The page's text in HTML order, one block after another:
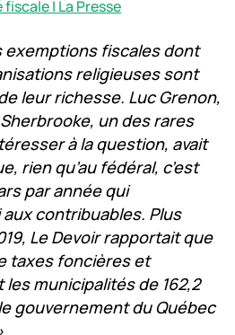
| La Presse
exemptions fiscales dont
religieuses sont
leur richesse. Luc Grenon,
un des rares
à la question, avait
rien qu’au fédéral, c’est
par année qui
contribuables. Plus
Le Devoir rapportait que
taxes foncières et
municipalités de 162,2
gouvernement du Québec